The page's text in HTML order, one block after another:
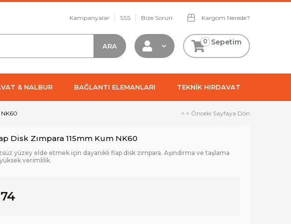
Kampanyalar SSS Bize Sorun Kargom Nerede?
Sepetim
0
& NALBUR BAĞLANTI ELEMANLARI TEKNİK HIRDAVAT
< < Önceki Sayfaya Dön
Disk Zımpara 115mm Kum NK60
yüzey elde etmek için dayanıklı flap disk zımpara. Aşındırma ve taşlama
verimlilik.